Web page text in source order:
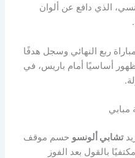
الذي دافع عن ألوان
ربع النهائي وسجل هدفًا
أساسيًا أمام باريس، في
مبابي
تشابي ألونسو حسم موقف
بالقول بعد الفوز